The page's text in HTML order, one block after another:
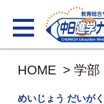
HOME > 学部
めいじょう だい